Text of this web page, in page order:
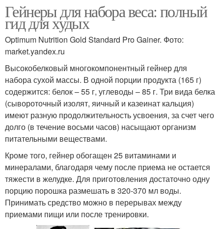
Гейнеры для набора веса: полный
гид для худых
Optimum Nutrition Gold Standard Pro Gainer. Фото:
market.yandex.ru
Высокобелковый многокомпонентный гейнер для
набора сухой массы. В одной порции продукта (165 г)
содержится: белок – 55 г, углеводы – 85 г. Три вида белка
(сывороточный изолят, яичный и казеинат кальция)
имеют разную продолжительность усвоения, за счет чего
долго (в течение восьми часов) насыщают организм
питательными веществами.
Кроме того, гейнер обогащен 25 витаминами и
минералами, благодаря чему после приема не остается
тяжести в желудке. Для приготовления достаточно одну
порцию порошка размешать в 320-370 мл воды.
Принимать средство можно в перерывах между
приемами пищи или после тренировки.